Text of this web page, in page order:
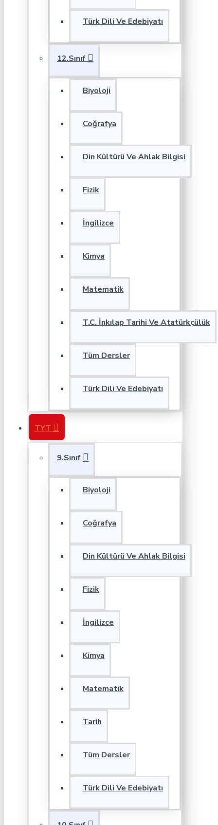
Türk Dili Ve Edebiyatı
12.Sınıf
Biyoloji
Coğrafya
Din Kültürü Ve Ahlak Bilgisi
Fizik
İngilizce
Kimya
Matematik
T.C. İnkılap Tarihi Ve Atatürkçülük
Tüm Dersler
Türk Dili Ve Edebiyatı
TYT
9.Sınıf
Biyoloji
Coğrafya
Din Kültürü Ve Ahlak Bilgisi
Fizik
İngilizce
Kimya
Matematik
Tarih
Tüm Dersler
Türk Dili Ve Edebiyatı